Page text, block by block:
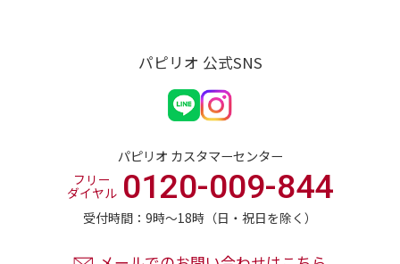
パピリオ 公式SNS
パピリオ カスタマーセンター
受付時間：9時〜18時（日・祝日を除く）
フリー
ダイヤル 0120-009-844